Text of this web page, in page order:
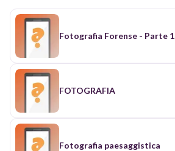
Fotografia Forense - Parte 1
FOTOGRAFIA
Fotografia paesaggistica